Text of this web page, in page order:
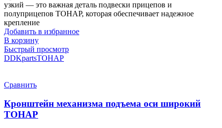
узкий — это важная деталь подвески прицепов и
полуприцепов ТОНАР, которая обеспечивает надежное
крепление
Добавить в избранное
В корзину
Быстрый просмотр
DDKpartsТОНАР
Сравнить
Кронштейн механизма подъема оси широкий
ТОНАР